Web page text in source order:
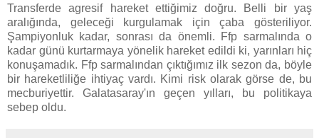
Transferde agresif hareket ettiğimiz doğru. Belli bir yaş
aralığında, geleceği kurgulamak için çaba gösteriliyor.
Şampiyonluk kadar, sonrası da önemli. Ffp sarmalında o
kadar günü kurtarmaya yönelik hareket edildi ki, yarınları hiç
konuşamadık. Ffp sarmalından çıktığımız ilk sezon da, böyle
bir hareketliliğe ihtiyaç vardı. Kimi risk olarak görse de, bu
mecburiyettir. Galatasaray'ın geçen yılları, bu politikaya
sebep oldu.